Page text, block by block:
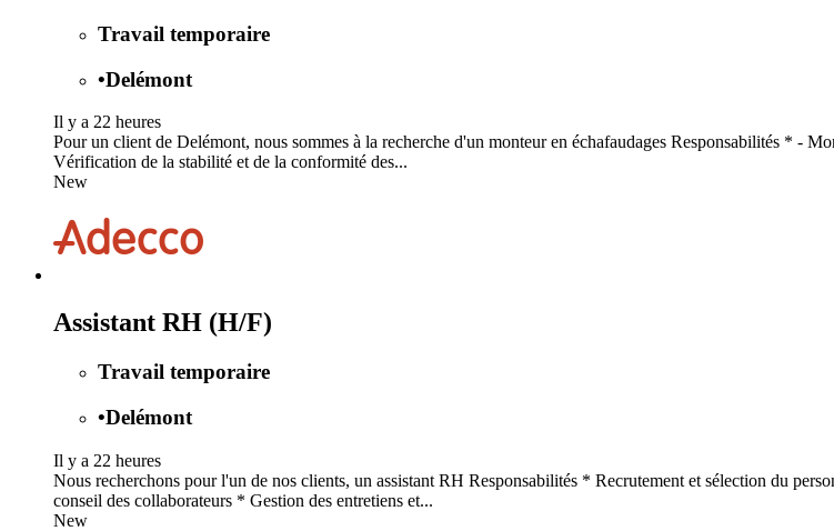
Travail temporaire
•Delémont
Il y a 22 heures
Pour un client de Delémont, nous sommes à la recherche d'un monteur en échafaudages Responsabilités * -
Vérification de la stabilité et de la conformité des...
New
Assistant RH (H/F)
Travail temporaire
•Delémont
Il y a 22 heures
Nous recherchons pour l'un de nos clients, un assistant RH Responsabilités * Recrutement et sélection du
conseil des collaborateurs * Gestion des entretiens et...
New